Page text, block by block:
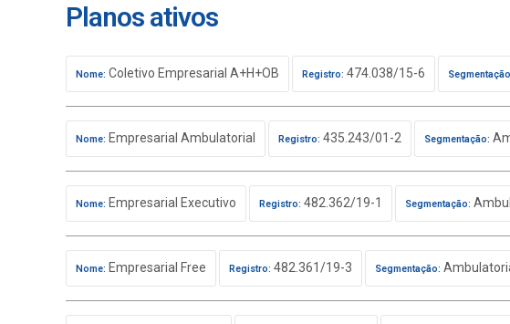
Planos ativos
Nome: Coletivo Empresarial A+H+OB Registro: 474.038/15-6
Nome: Empresarial Ambulatorial Registro: 435.243/01-2 Segmentação:
Nome: Empresarial Executivo Registro: 482.362/19-1 Segmentação:
Nome: Empresarial Free Registro: 482.361/19-3 Segmentação: